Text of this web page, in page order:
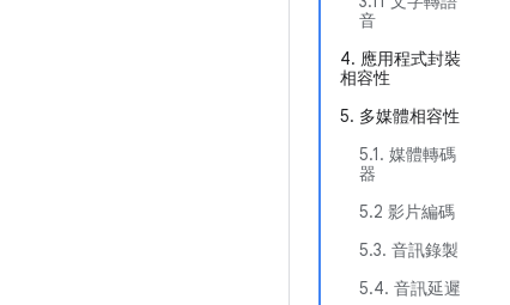
音
4. 應用程式封裝
相容性
5. 多媒體相容性
5.1. 媒體轉碼
器
5.2 影片編碼
5.3. 音訊錄製
5.4. 音訊延遲